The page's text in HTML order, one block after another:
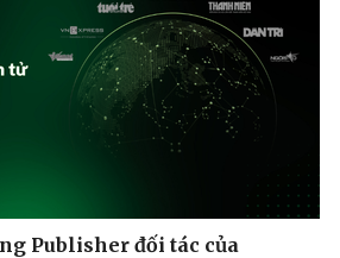
Publisher đối tác của